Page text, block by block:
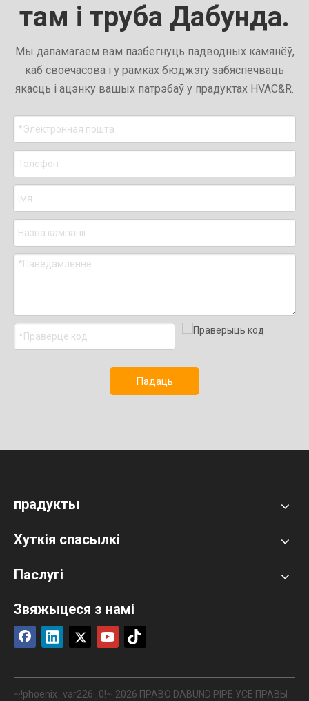
там і труба Дабунда.
Мы дапамагаем вам пазбегнуць падводных камянёў,
каб своечасова і ў рамках бюджэту забяспечваць
якасць і ацэнку вашых патрэбаў у прадуктах HVAC&R.
Падаць
прадукты
Хуткія спасылкі
Паслугі
Звяжыцеся з намі
~!phoenix_var226_0!~ 2026 ПРАВО DABUND PIPE УСЕ ПРАВЫ